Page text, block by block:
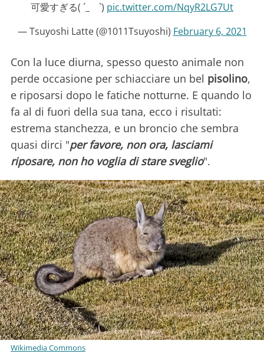
可愛すぎる( ´_ゝ`) pic.twitter.com/NqyR2LG7Ut
— Tsuyoshi Latte (@1011Tsuyoshi) February 6, 2021
Con la luce diurna, spesso questo animale non
perde occasione per schiacciare un bel pisolino,
e riposarsi dopo le fatiche notturne. E quando lo
fa al di fuori della sua tana, ecco i risultati:
estrema stanchezza, e un broncio che sembra
quasi dirci "per favore, non ora, lasciami
riposare, non ho voglia di stare sveglio".
Wikimedia Commons